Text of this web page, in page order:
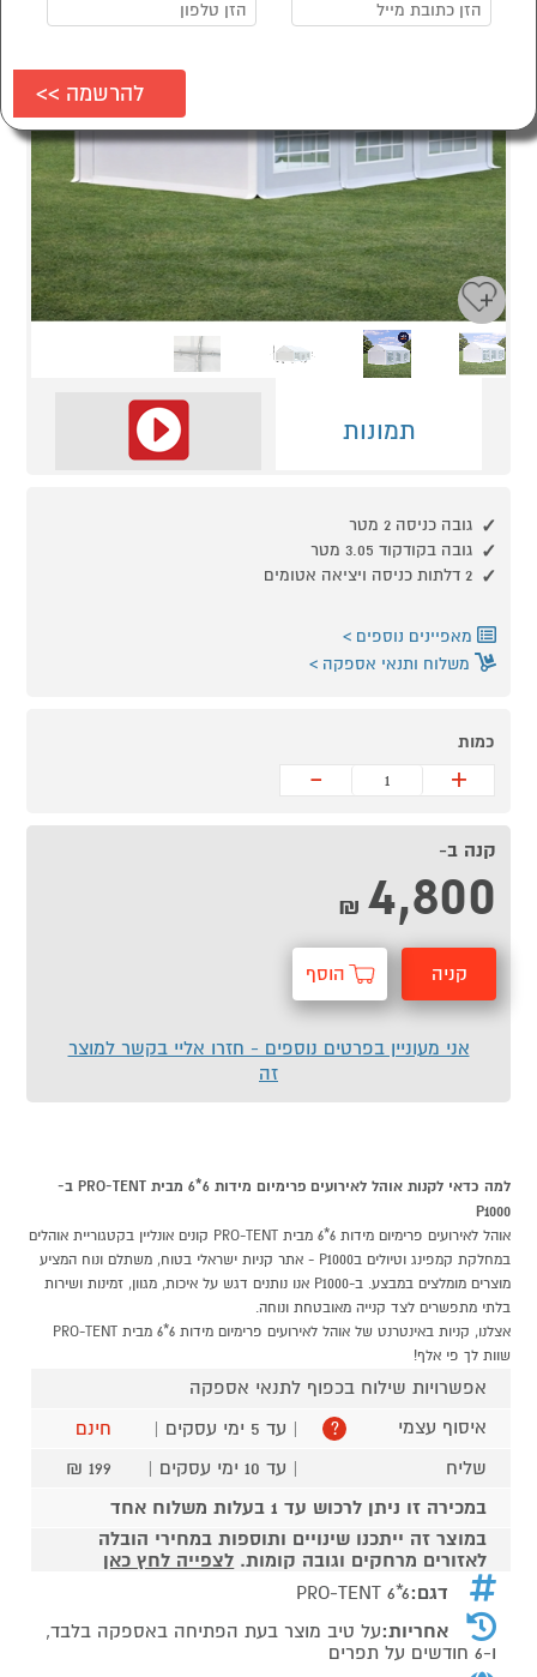
תמונות
גובה כניסה 2 מטר
גובה בקודקוד 3.05 מטר
2 דלתות כניסה ויציאה אטומים
מאפיינים נוספים
משלוח ותנאי אספקה
כמות
+
-
קנה ב-
4,800
₪
קניה הוסף
אני מעוניין בפרטים נוספים - חזרו אליי בקשר למוצר
זה
למה כדאי לקנות אוהל לאירועים פרימיום מידות 6*6 מבית PRO-TENT ב-
P1000
אוהל לאירועים פרימיום מידות 6*6 מבית PRO-TENT קונים אונליין בקטגוריית אוהלים
במחלקת קמפינג וטיולים בP1000 - אתר קניות ישראלי בטוח, משתלם ונוח המציע
מוצרים מומלצים במבצע. ב-P1000 אנו נותנים דגש על איכות, מגוון, זמינות ושירות
בלתי מתפשרים לצד קנייה מאובטחת ונוחה.
אצלנו, קניות באינטרנט של אוהל לאירועים פרימיום מידות 6*6 מבית PRO-TENT
שוות לך פי אלף!
אפשרויות שילוח בכפוף לתנאי אספקה
איסוף עצמי
? | עד 5 ימי עסקים |
חינם
שליח
| עד 10 ימי עסקים |
199 ₪
במכירה זו ניתן לרכוש עד 1 בעלות משלוח אחד
במוצר זה ייתכנו שינויים ותוספות במחירי הובלה
לאזורים מרחקים וגובה קומות. לצפייה לחץ כאן
דגם:PRO-TENT 6*6
אחריות:על טיב מוצר בעת הפתיחה באספקה בלבד,
ו-6 חודשים על תפרים